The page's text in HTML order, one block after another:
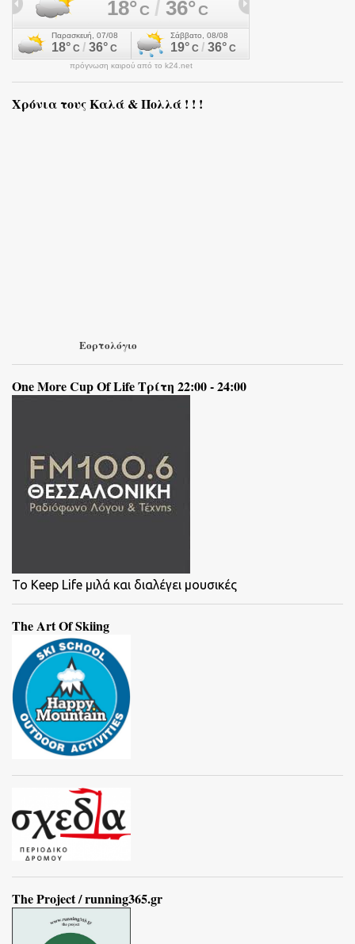
πρόγνωση καιρού από το k24.net
Χρόνια τους Καλά & Πολλά ! ! !
Εορτολόγιο
One More Cup Of Life Τρίτη 22:00 - 24:00
To Keep Life μιλά και διαλέγει μουσικές
The Art Of Skiing
The Project / running365.gr